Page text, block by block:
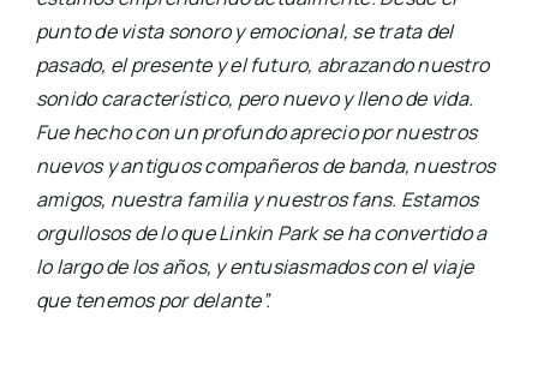
punto de vista sonoro y emocional, se trata del
pasado, el presente y el futuro, abrazando nuestro
sonido característico, pero nuevo y lleno de vida.
Fue hecho con un profundo aprecio por nuestros
nuevos y antiguos compañeros de banda, nuestros
amigos, nuestra familia y nuestros fans. Estamos
orgullosos de lo que Linkin Park se ha convertido a
lo largo de los años, y entusiasmados con el viaje
que tenemos por delante”.